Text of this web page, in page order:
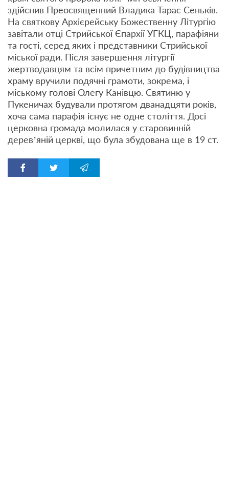
здійснив Преосвященний Владика Тарас Сеньків.
На святкову Архієрейську Божественну Літургію
завітали отці Стрийської Єпархії УГКЦ, парафіяни
та гості, серед яких і представники Стрийської
міської ради. Після завершення літургії
жертводавцям та всім причетним до будівництва
храму вручили подячні грамоти, зокрема, і
міському голові Олегу Канівцю. Святиню у
Пукеничах будували протягом дванадцяти років,
хоча сама парафія існує не одне століття. Досі
церковна громада молилася у старовинній
дерев’яній церкві, що була збудована ще в 19 ст.